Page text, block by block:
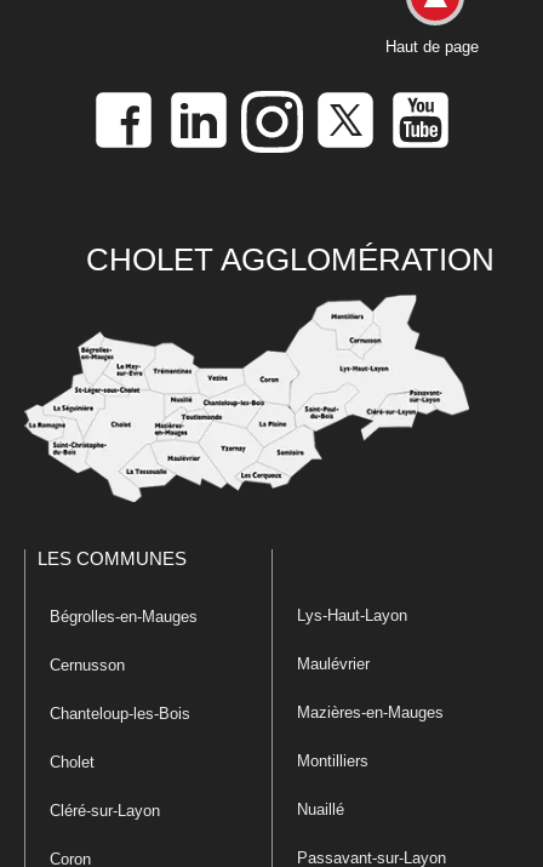
Haut de page
CHOLET AGGLOMÉRATION
LES COMMUNES
Bégrolles-en-Mauges
Cernusson
Chanteloup-les-Bois
Cholet
Cléré-sur-Layon
Coron
Lys-Haut-Layon
Maulévrier
Mazières-en-Mauges
Montilliers
Nuaillé
Passavant-sur-Layon